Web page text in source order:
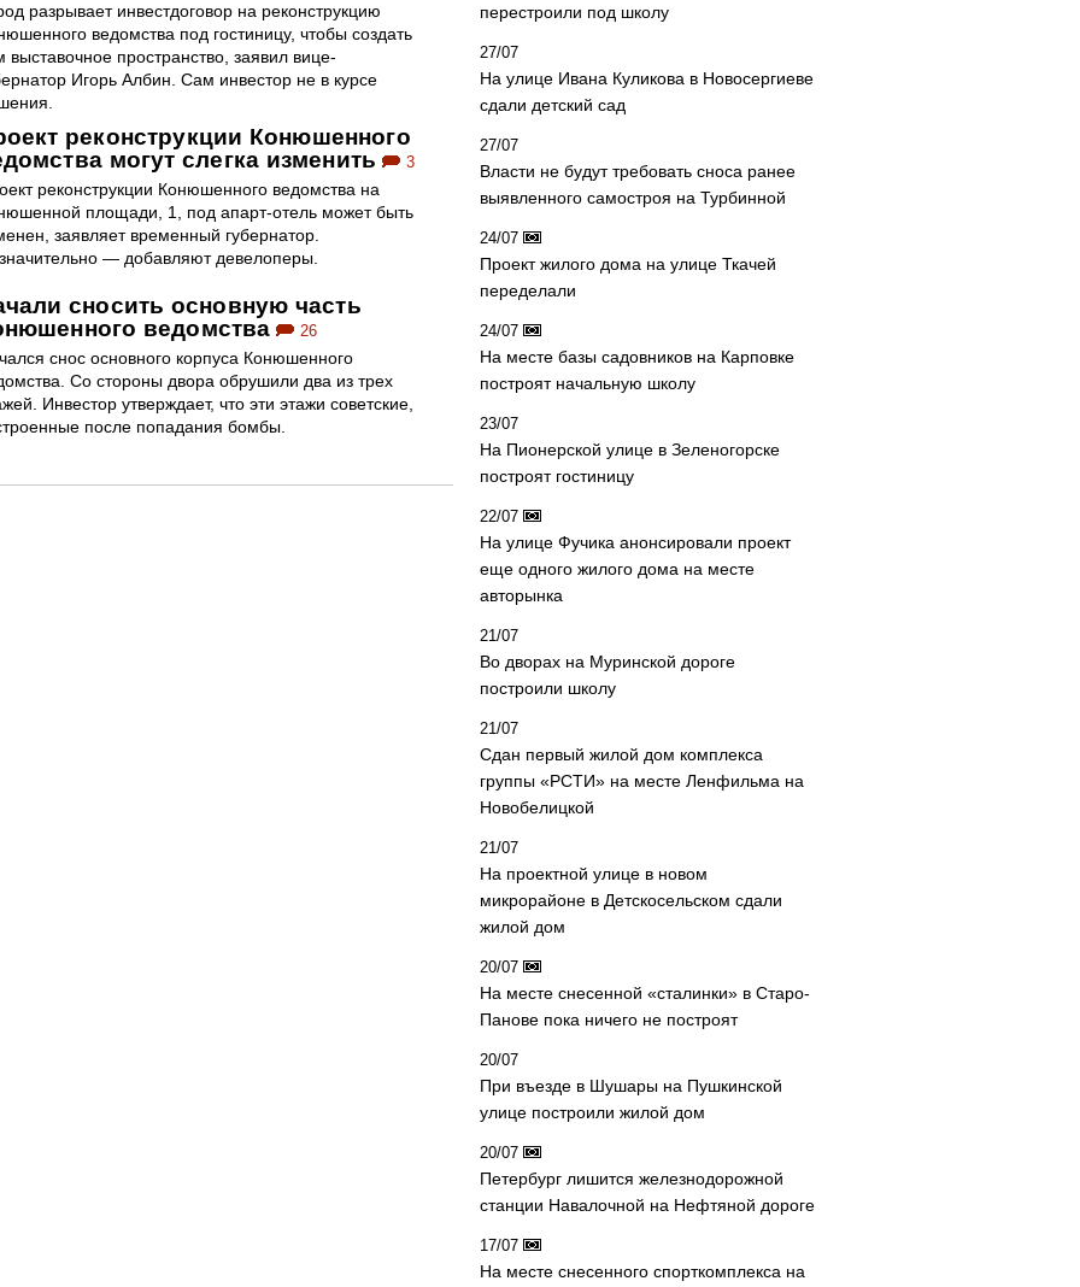
разрывает инвестдоговор на реконструкцию
ведомства под гостиницу, чтобы создать
выставочное пространство, заявил вице-
Игорь Албин. Сам инвестор не в курсе
реконструкции Конюшенного
могут слегка изменить
3
реконструкции Конюшенного ведомства на
площади, 1, под апарт-отель может быть
заявляет временный губернатор.
— добавляют девелоперы.
сносить основную часть
ведомства
26
снос основного корпуса Конюшенного
Со стороны двора обрушили два из трех
Инвестор утверждает, что эти этажи советские,
после попадания бомбы.
перестроили под школу
27/07
На улице Ивана Куликова в Новосергиеве
сдали детский сад
27/07
Власти не будут требовать сноса ранее
выявленного самостроя на Турбинной
24/07
Проект жилого дома на улице Ткачей
переделали
24/07
На месте базы садовников на Карповке
построят начальную школу
23/07
На Пионерской улице в Зеленогорске
построят гостиницу
22/07
На улице Фучика анонсировали проект
еще одного жилого дома на месте
авторынка
21/07
Во дворах на Муринской дороге
построили школу
21/07
Сдан первый жилой дом комплекса
группы «РСТИ» на месте Ленфильма на
Новобелицкой
21/07
На проектной улице в новом
микрорайоне в Детскосельском сдали
жилой дом
20/07
На месте снесенной «сталинки» в Старо-
Панове пока ничего не построят
20/07
При въезде в Шушары на Пушкинской
улице построили жилой дом
20/07
Петербург лишится железнодорожной
станции Навалочной на Нефтяной дороге
17/07
На месте снесенного спорткомплекса на